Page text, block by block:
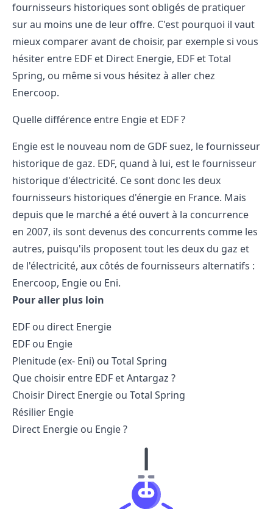
fournisseurs historiques sont obligés de pratiquer
sur au moins une de leur offre. C'est pourquoi il vaut
mieux comparer avant de choisir, par exemple si vous
hésiter entre EDF et Direct Energie, EDF et Total
Spring, ou même si vous hésitez à aller chez
Enercoop.
Quelle différence entre Engie et EDF ?
Engie est le nouveau nom de GDF suez, le fournisseur
historique de gaz. EDF, quand à lui, est le fournisseur
historique d'électricité. Ce sont donc les deux
fournisseurs historiques d'énergie en France. Mais
depuis que le marché a été ouvert à la concurrence
en 2007, ils sont devenus des concurrents comme les
autres, puisqu'ils proposent tout les deux du gaz et
de l'électricité, aux côtés de fournisseurs alternatifs :
Enercoop, Engie ou Eni.
Pour aller plus loin
EDF ou direct Energie
EDF ou Engie
Plenitude (ex- Eni) ou Total Spring
Que choisir entre EDF et Antargaz ?
Choisir Direct Energie ou Total Spring
Résilier Engie
Direct Energie ou Engie ?